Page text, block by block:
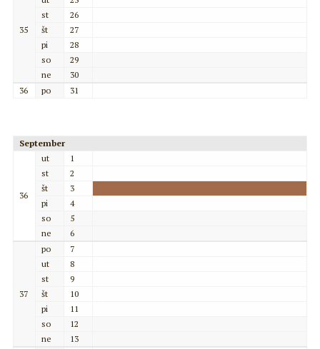
35
st
26
št
27
pi
28
so
29
ne
30
36
po 31
September
36
ut
1
st
2
št
3
pi
4
so
5
ne
6
37
po
7
ut
8
st
9
št
10
pi
11
so
12
ne
13